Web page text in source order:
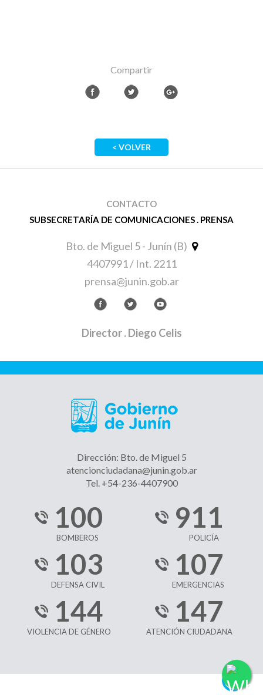
Compartir
< VOLVER
CONTACTO
SUBSECRETARÍA DE COMUNICACIONES . PRENSA
Bto. de Miguel 5 - Junín (B)
4407991 / Int. 2211
prensa@junin.gob.ar
Director. Diego Celis
Dirección: Bto. de Miguel 5
atencionciudadana@junin.gob.ar
Tel. +54-236-4407900
100
BOMBEROS
911
POLICÍA
103
DEFENSA CIVIL
107
EMERGENCIAS
144
VIOLENCIA DE GÉNERO
147
ATENCIÓN CIUDADANA